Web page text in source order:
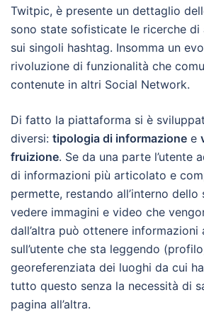
Twitpic, è presente un dettaglio
sono state sofisticate le ricerche
sui singoli hashtag. Insomma un
rivoluzione di funzionalità che
contenute in altri Social Network.
Di fatto la piattaforma si è
diversi: tipologia di informazione e
fruizione. Se da una parte l’utente
di informazioni più articolato e
permette, restando all’interno dello
vedere immagini e video che
dall’altra può ottenere informazioni
sull’utente che sta leggendo
georeferenziata dei luoghi da cui
tutto questo senza la necessità di
pagina all’altra.